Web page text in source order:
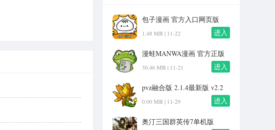
包子漫画 官方入口网页版
1.48 MB | 11-22 进入
漫蛙MANWA漫画 官方正版
30.46 MB | 11-21 进入
pvz融合版 2.1.4最新版 v2.2
0.00 MB | 11-29 进入
奥汀三国群英传7单机版